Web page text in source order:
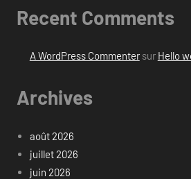
Recent Comments
A WordPress Commentersur Hello
Archives
août 2026
juillet 2026
juin 2026